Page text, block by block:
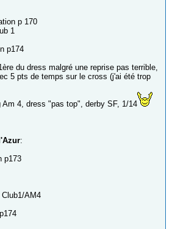
p 170
1
p174
du dress malgré une reprise pas terrible,
5 pts de temps sur le cross (j'ai été trop
Am 4, dress "pas top", derby SF, 1/14
:
p173
AM4